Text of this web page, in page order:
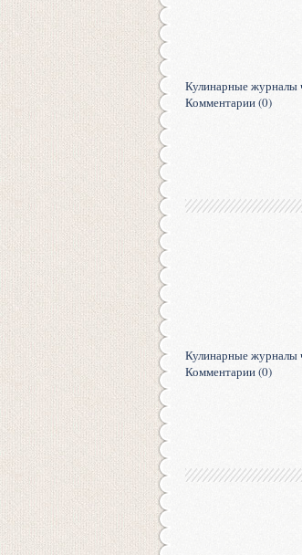
Кулинарные журналы
Комментарии (0)
Кулинарные журналы
Комментарии (0)